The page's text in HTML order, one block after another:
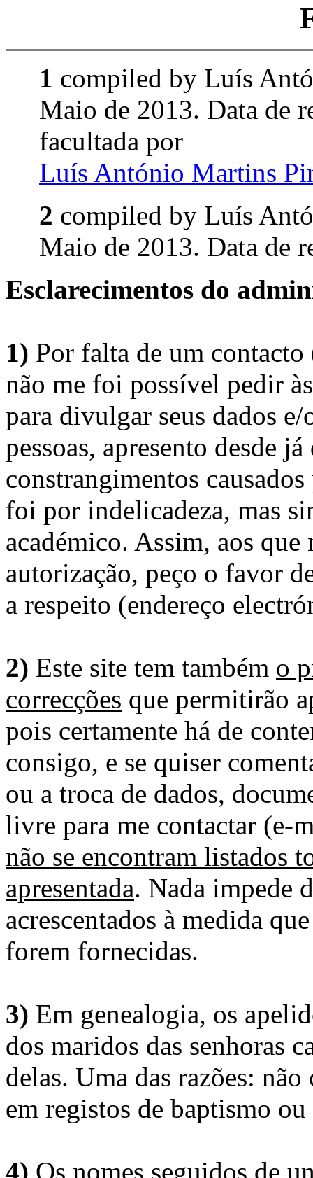
1 compiled by Luís
Maio de 2013. Data de
facultada por
Luís António Martins
2 compiled by Luís
Maio de 2013. Data de
Esclarecimentos do
1) Por falta de um
não me foi possível pedir
para divulgar seus dados
pessoas, apresento desde
constrangimentos
foi por indelicadeza, mas
académico. Assim, aos
autorização, peço o favor
a respeito (endereço
2) Este site tem também o
correcções que permitirão
pois certamente há de
consigo, e se quiser
ou a troca de dados,
livre para me contactar (e-
não se encontram listados
apresentada. Nada impede
acrescentados à medida
forem fornecidas.
3) Em genealogia, os
dos maridos das senhoras
delas. Uma das razões:
em registos de baptismo
4) Os nomes seguidos de